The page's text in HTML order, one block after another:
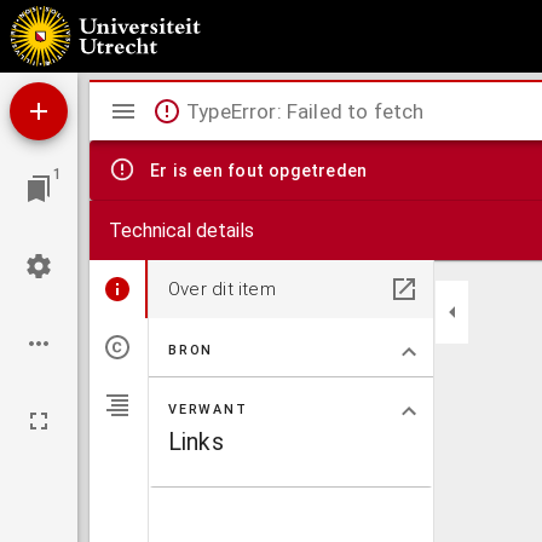
Description d'une sphère mouvante par le moyen d'une pendule, d'un globe monté
1
Mirador
viewer
TypeError: Failed to fetch
Er is een fout opgetreden
Technical details
Over dit item
BRON
VERWANT
Links